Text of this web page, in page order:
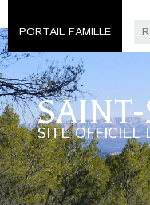
PORTAIL FAMILLE
SITE OFFICIEL